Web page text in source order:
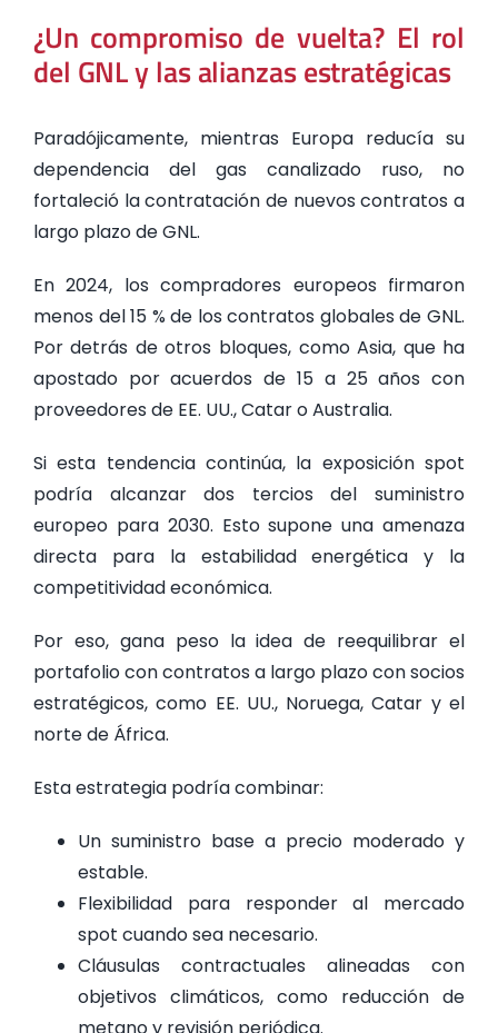
¿Un compromiso de vuelta? El rol
del GNL y las alianzas estratégicas
Paradójicamente, mientras Europa reducía su
dependencia del gas canalizado ruso, no
fortaleció la contratación de nuevos contratos a
largo plazo de GNL.
En 2024, los compradores europeos firmaron
menos del 15 % de los contratos globales de GNL.
Por detrás de otros bloques, como Asia, que ha
apostado por acuerdos de 15 a 25 años con
proveedores de EE. UU., Catar o Australia.
Si esta tendencia continúa, la exposición spot
podría alcanzar dos tercios del suministro
europeo para 2030. Esto supone una amenaza
directa para la estabilidad energética y la
competitividad económica.
Por eso, gana peso la idea de reequilibrar el
portafolio con contratos a largo plazo con socios
estratégicos, como EE. UU., Noruega, Catar y el
norte de África.
Esta estrategia podría combinar:
Un suministro base a precio moderado y
estable.
Flexibilidad para responder al mercado
spot cuando sea necesario.
Cláusulas contractuales alineadas con
objetivos climáticos, como reducción de